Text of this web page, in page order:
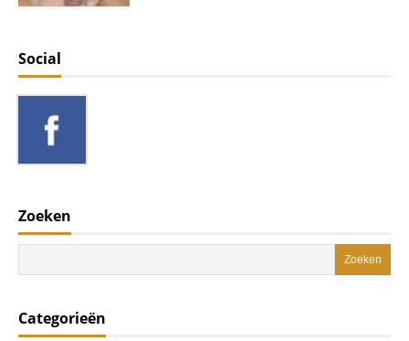
Social
Zoeken
Categorieën